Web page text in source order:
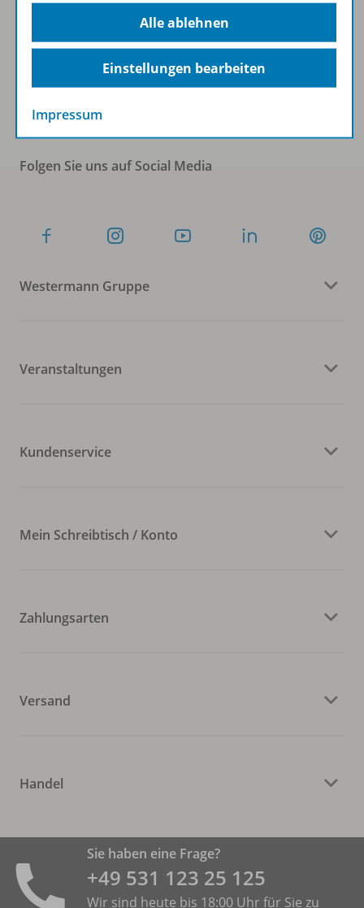
Sofort profitieren
Zum Newsletter anmelden
Folgen Sie uns auf Social Media
Westermann Gruppe
Veranstaltungen
Kundenservice
Mein Schreibtisch / Konto
Zahlungsarten
Versand
Handel
Sie haben eine Frage?
+49 531 ­123 25 125
Wir sind heute bis 18:00 Uhr für Sie zu
Alle ablehnen
Einstellungen bearbeiten
Impressum